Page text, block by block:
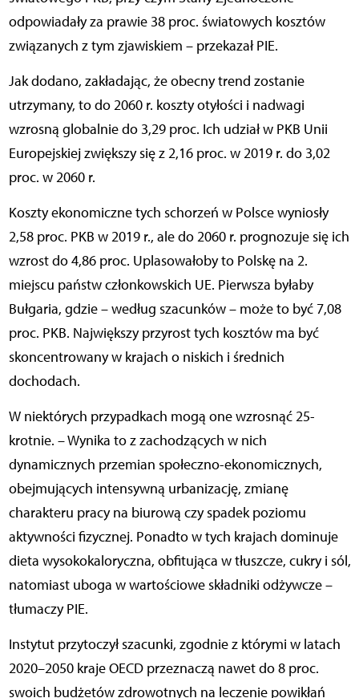
odpowiadały za prawie 38 proc. światowych kosztów
związanych z tym zjawiskiem – przekazał PIE.
Jak dodano, zakładając, że obecny trend zostanie
utrzymany, to do 2060 r. koszty otyłości i nadwagi
wzrosną globalnie do 3,29 proc. Ich udział w PKB Unii
Europejskiej zwiększy się z 2,16 proc. w 2019 r. do 3,02
proc. w 2060 r.
Koszty ekonomiczne tych schorzeń w Polsce wyniosły
2,58 proc. PKB w 2019 r., ale do 2060 r. prognozuje się ich
wzrost do 4,86 proc. Uplasowałoby to Polskę na 2.
miejscu państw członkowskich UE. Pierwsza byłaby
Bułgaria, gdzie – według szacunków – może to być 7,08
proc. PKB. Największy przyrost tych kosztów ma być
skoncentrowany w krajach o niskich i średnich
dochodach.
W niektórych przypadkach mogą one wzrosnąć 25-
krotnie. – Wynika to z zachodzących w nich
dynamicznych przemian społeczno-ekonomicznych,
obejmujących intensywną urbanizację, zmianę
charakteru pracy na biurową czy spadek poziomu
aktywności fizycznej. Ponadto w tych krajach dominuje
dieta wysokokaloryczna, obfitująca w tłuszcze, cukry i sól,
natomiast uboga w wartościowe składniki odżywcze –
tłumaczy PIE.
Instytut przytoczył szacunki, zgodnie z którymi w latach
2020–2050 kraje OECD przeznaczą nawet do 8 proc.
swoich budżetów zdrowotnych na leczenie powikłań